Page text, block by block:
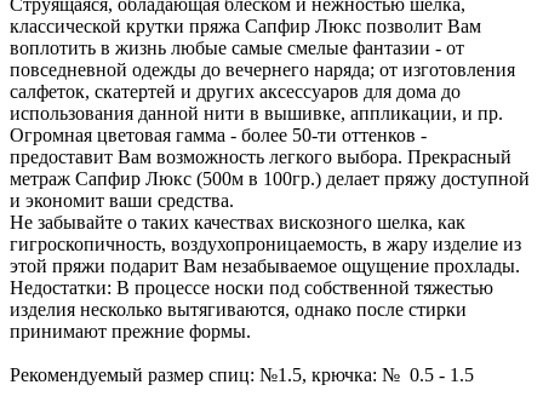
Струящаяся, обладающая блеском и нежностью шелка,
классической крутки пряжа Сапфир Люкс позволит Вам
воплотить в жизнь любые самые смелые фантазии - от
повседневной одежды до вечернего наряда; от изготовления
салфеток, скатертей и других аксессуаров для дома до
использования данной нити в вышивке, аппликации, и пр.
Огромная цветовая гамма - более 50-ти оттенков -
предоставит Вам возможность легкого выбора. Прекрасный
метраж Сапфир Люкс (500м в 100гр.) делает пряжу доступной
и экономит ваши средства.
Не забывайте о таких качествах вискозного шелка, как
гигроскопичность, воздухопроницаемость, в жару изделие из
этой пряжи подарит Вам незабываемое ощущение прохлады.
Недостатки: В процессе носки под собственной тяжестью
изделия несколько вытягиваются, однако после стирки
принимают прежние формы.
Рекомендуемый размер спиц: №1.5, крючка: № 0.5 - 1.5